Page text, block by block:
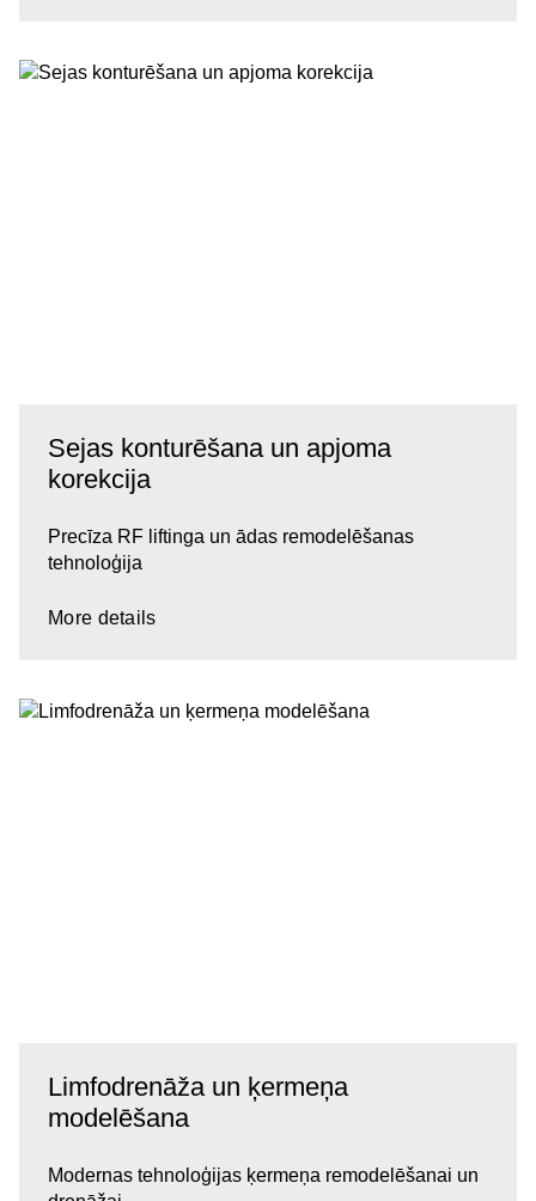
Sejas konturēšana un apjoma
korekcija
Precīza RF liftinga un ādas remodelēšanas
tehnoloģija
More details
Limfodrenāža un ķermeņa
modelēšana
Modernas tehnoloģijas ķermeņa remodelēšanai un